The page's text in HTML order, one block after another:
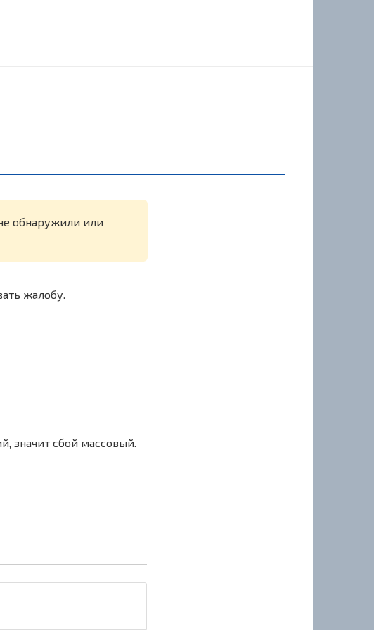
обнаружили или
жалобу.
значит сбой массовый.